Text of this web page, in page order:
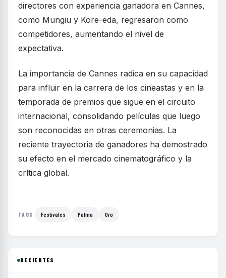
directores con experiencia ganadora en Cannes,
como Mungiu y Kore-eda, regresaron como
competidores, aumentando el nivel de
expectativa.
La importancia de Cannes radica en su capacidad
para influir en la carrera de los cineastas y en la
temporada de premios que sigue en el circuito
internacional, consolidando películas que luego
son reconocidas en otras ceremonias. La
reciente trayectoria de ganadores ha demostrado
su efecto en el mercado cinematográfico y la
crítica global.
TAGS Festivales Palma Oro
RECIENTES